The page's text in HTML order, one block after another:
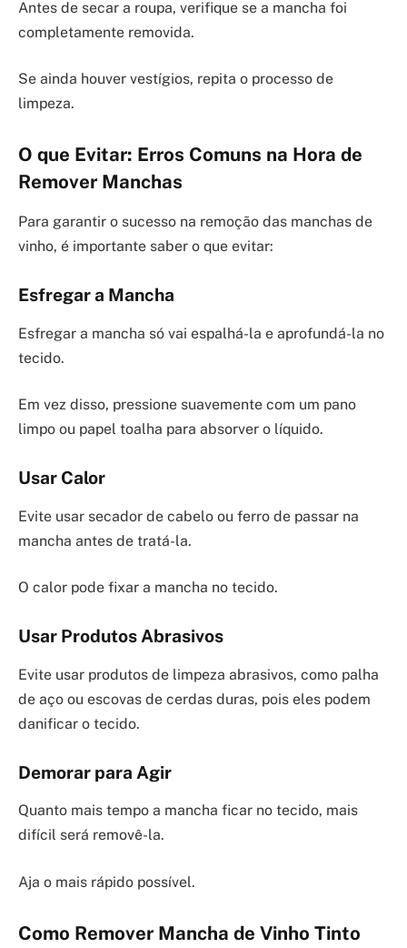
Antes de secar a roupa, verifique se a mancha foi
completamente removida.
Se ainda houver vestígios, repita o processo de
limpeza.
O que Evitar: Erros Comuns na Hora de
Remover Manchas
Para garantir o sucesso na remoção das manchas de
vinho, é importante saber o que evitar:
Esfregar a Mancha
Esfregar a mancha só vai espalhá-la e aprofundá-la no
tecido.
Em vez disso, pressione suavemente com um pano
limpo ou papel toalha para absorver o líquido.
Usar Calor
Evite usar secador de cabelo ou ferro de passar na
mancha antes de tratá-la.
O calor pode fixar a mancha no tecido.
Usar Produtos Abrasivos
Evite usar produtos de limpeza abrasivos, como palha
de aço ou escovas de cerdas duras, pois eles podem
danificar o tecido.
Demorar para Agir
Quanto mais tempo a mancha ficar no tecido, mais
difícil será removê-la.
Aja o mais rápido possível.
Como Remover Mancha de Vinho Tinto